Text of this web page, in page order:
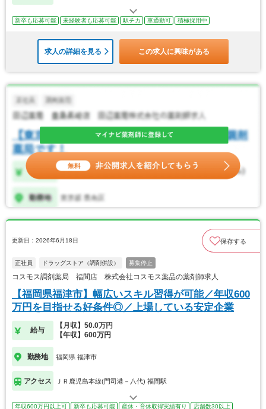
新卒も応募可能 未経験者も応募可能 駅チカ 車通勤可 積極採用中
求人の詳細を見る この求人に興味がある
更新日：2026年6月18日 保存する
正社員 ドラッグストア（調剤併設） 募集停止
コスモス調剤薬局 福間店 株式会社コスモス薬品の薬剤師求人
【福岡県福津市】幅広いスキル習得が可能／年収600
万円を目指せる好条件◎／上場している安定企業
給与
【月収】50.0万円
【年収】600万円
勤務地 福岡県 福津市
アクセス ＪＲ鹿児島本線(門司港－八代) 福間駅
年収600万円以上可 新卒も応募可能 産休・育休取得実績有り
店舗数30以上